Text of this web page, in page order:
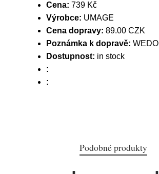
Cena: 739 Kč
Výrobce: UMAGE
Cena dopravy: 89.00 CZK
Poznámka k dopravě: WEDO
Dostupnost: in stock
:
:
Podobné produkty